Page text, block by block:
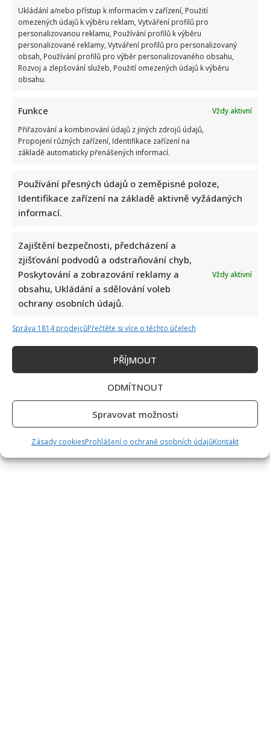
Ukládání a/nebo přístup k informacím v zařízení, Použití
omezených údajů k výběru reklam, Vytváření profilů pro
personalizovanou reklamu, Používání profilů k výběru
personalizované reklamy, Vytváření profilů pro personalizovaný
obsah, Používání profilů pro výběr personalizovaného obsahu,
Rozvoj a zlepšování služeb, Použití omezených údajů k výběru
obsahu.
Funkce
Vždy aktivní
Přiřazování a kombinování údajů z jiných zdrojů údajů,
Propojení různých zařízení, Identifikace zařízení na
základě automaticky přenášených informací.
Používání přesných údajů o zeměpisné poloze,
Identifikace zařízení na základě aktivně vyžádaných
informací.
Zajištění bezpečnosti, předcházení a
zjišťování podvodů a odstraňování chyb,
Poskytování a zobrazování reklamy a
obsahu, Ukládání a sdělování voleb
ochrany osobních údajů.
Vždy aktivní
Správa 1814 prodejcůPřečtěte si více o těchto účelech
PŘÍJMOUT
ODMÍTNOUT
Spravovat možnosti
Zásady cookiesProhlášení o ochraně osobních údajůKontakt
about
Jejich
láska
začala
nevěrou.
Cestu
k
sobě
manželé
Pohlreichovi
dlouhých
20
let
Miroslav Etzler se pochlubil novou figurou. Herec
díky zhubnutí omládl
Herec Miroslav Etzler zázračně omládl. Za jeho
mladším vzhledem však není plastická operace, ale
zhubnutí. Herec se...
VíceRead
Miroslav
se
figurou.
zhubnutí
Stránkování
příspěvků
377 …